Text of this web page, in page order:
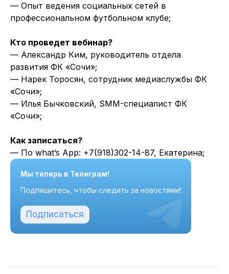
— Опыт ведения социальных сетей в
профессиональном футбольном клубе;
Кто проведет вебинар?
— Александр Ким, руководитель отдела
развития ФК «Сочи»;
— Нарек Торосян, сотрудник медиаслужбы ФК
«Сочи»;
— Илья Бычковский, SMM-специалист ФК
«Сочи»;
Как записаться?
— По what’s App: +7(918)302-14-87, Екатерина;
Мы теперь в Телеграм!
Подпишитесь, чтобы следить за новостями!
Подписаться